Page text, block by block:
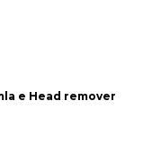
e Head remover